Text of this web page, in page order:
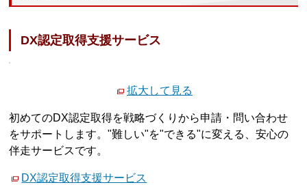
DX認定取得支援サービス
拡大して見る
初めてのDX認定取得を戦略づくりから申請・問い合わせ
をサポートします。"難しい"を"できる"に変える、安心の
伴走サービスです。
DX認定取得支援サービス